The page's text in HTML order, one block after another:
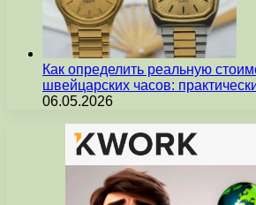
Как определить реальную
швейцарских часов:
06.05.2026